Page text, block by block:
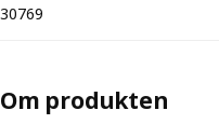
30769
Om produkten